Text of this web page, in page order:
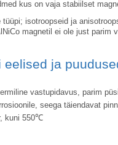
kus on vaja stabiilset
isotroopseid ja
magnetil ei ole just parim
eelised ja
vastupidavus, parim
seega täiendavat
kuni 550℃